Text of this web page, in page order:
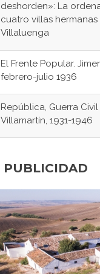
deshorden»: La
cuatro villas
Villaluenga
El Frente Popular.
febrero-julio 1936
República, Guerra
Villamartín, 1931-1946
concentración nazis
fundaciones de
El Frente Popular.
1936
PUBLICIDAD